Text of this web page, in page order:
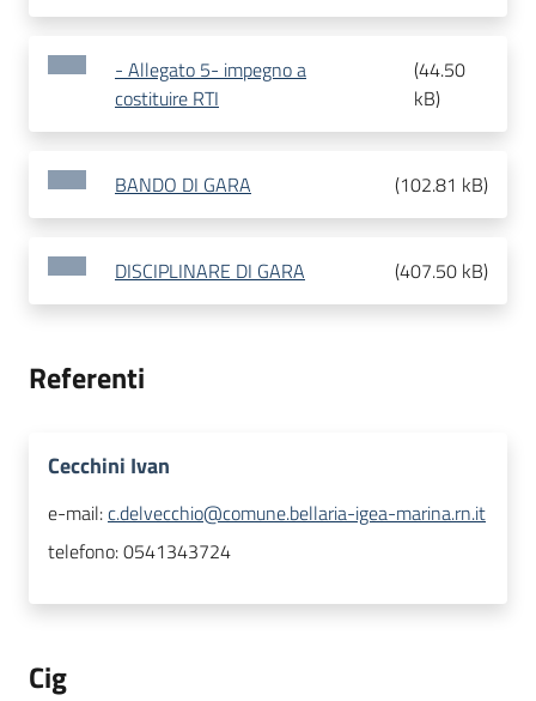
- Allegato 5- impegno a
costituire RTI
(44.50
kB)
BANDO DI GARA (102.81 kB)
DISCIPLINARE DI GARA (407.50 kB)
Referenti
Cecchini Ivan
e-mail:c.delvecchio@comune.bellaria-igea-marina.rn.it
telefono:0541343724
Cig